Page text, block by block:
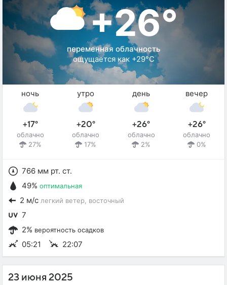
+26°
переменная облачность
ощущается как +29°C
ночь
+17°
облачно
27%
утро
+20°
облачно
17%
день
+26°
облачно
2%
вечер
+26°
облачно
0%
766 мм рт. ст.
49% оптимальная
2 м/с легкий ветер , восточный
7
2% вероятность осадков
05:21 22:07
23 июня 2025